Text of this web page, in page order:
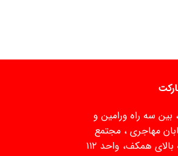
قرمزمارکت
بین سه راه ورامین و
مهاجری ، مجتمع
همکف، واحد ۱۱۲